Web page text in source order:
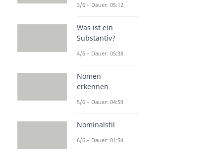
3/6 – Dauer: 05:12
Was ist ein
Substantiv?
4/6 – Dauer: 05:38
Nomen
erkennen
5/6 – Dauer: 04:59
Nominalstil
6/6 – Dauer: 01:54